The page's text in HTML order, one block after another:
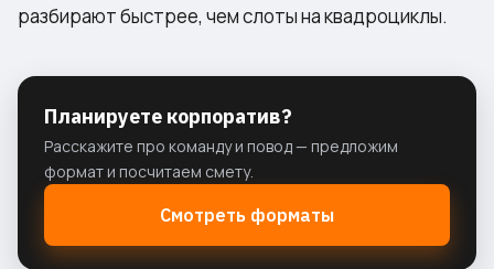
разбирают быстрее, чем слоты на квадроциклы.
Планируете корпоратив?
Расскажите про команду и повод — предложим
формат и посчитаем смету.
Смотреть форматы